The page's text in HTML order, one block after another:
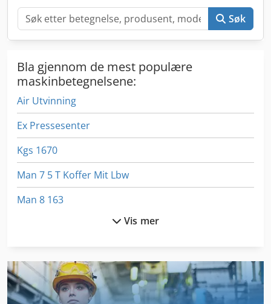
Søk
Bla gjennom de mest populære
maskinbetegnelsene:
Air Utvinning
Ex Pressesenter
Kgs 1670
Man 7 5 T Koffer Mit Lbw
Man 8 163
Ng 200
Off-Road Biler
Vis mer